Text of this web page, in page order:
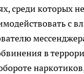
среди которых
с
в